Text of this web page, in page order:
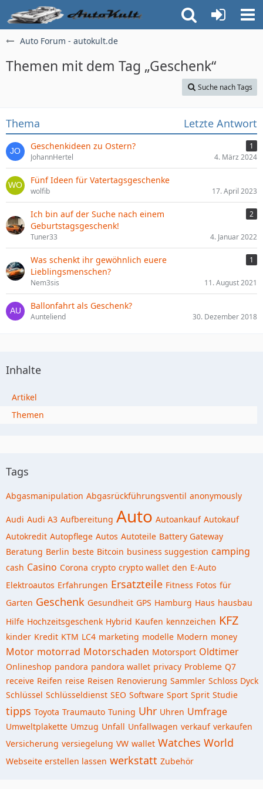
Auto Forum - autokult.de
Themen mit dem Tag „Geschenk“
Suche nach Tags
Thema Letzte Antwort
Geschenkideen zu Ostern?
1
JohannHertel
4. März 2024
Fünf Ideen für Vatertagsgeschenke
wolfib 17. April 2023
Ich bin auf der Suche nach einem
Geburtstagsgeschenk!
2
Tuner33 4. Januar 2022
Was schenkt ihr gewöhnlich euere
Lieblingsmenschen?
1
Nem3sis 11. August 2021
Ballonfahrt als Geschenk?
Aunteliend 30. Dezember 2018
Inhalte
Artikel
Themen
Tags
Abgasmanipulation Abgasrückführungsventil anonymously
Audi Audi A3 Aufbereitung Auto Autoankauf Autokauf
Autokredit Autopflege Autos Autoteile Battery Gateway
Beratung Berlin beste Bitcoin business suggestion camping
cash Casino Corona crypto crypto wallet den E-Auto
Elektroautos Erfahrungen Ersatzteile Fitness Fotos für
Garten Geschenk Gesundheit GPS Hamburg Haus hausbau
Hilfe Hochzeitsgeschenk Hybrid Kaufen kennzeichen KFZ
kinder Kredit KTM LC4 marketing modelle Modern money
Motor motorrad Motorschaden Motorsport Oldtimer
Onlineshop pandora pandora wallet privacy Probleme Q7
receive Reifen reise Reisen Renovierung Sammler Schloss Dyck
Schlüssel Schlüsseldienst SEO Software Sport Sprit Studie
tipps Toyota Traumauto Tuning Uhr Uhren Umfrage
Umweltplakette Umzug Unfall Unfallwagen verkauf verkaufen
Versicherung versiegelung VW wallet Watches World
Webseite erstellen lassen werkstatt Zubehör